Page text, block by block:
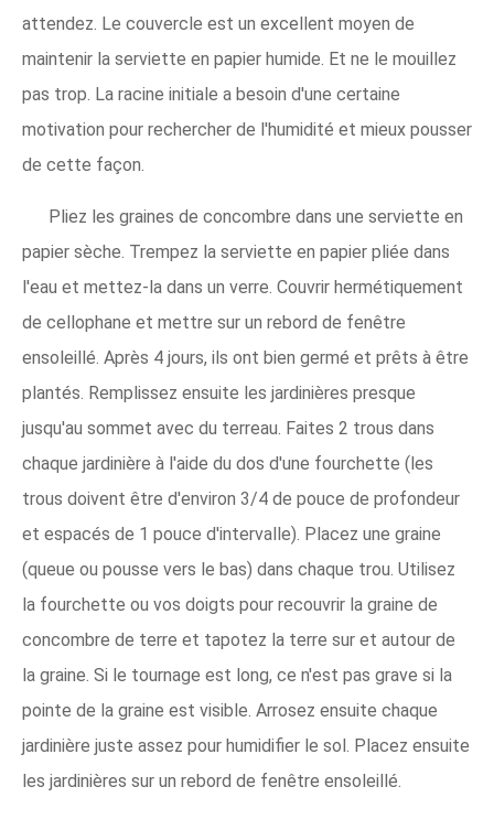
attendez. Le couvercle est un excellent moyen de
maintenir la serviette en papier humide. Et ne le mouillez
pas trop. La racine initiale a besoin d'une certaine
motivation pour rechercher de l'humidité et mieux pousser
de cette façon.
Pliez les graines de concombre dans une serviette en
papier sèche. Trempez la serviette en papier pliée dans
l'eau et mettez-la dans un verre. Couvrir hermétiquement
de cellophane et mettre sur un rebord de fenêtre
ensoleillé. Après 4 jours, ils ont bien germé et prêts à être
plantés. Remplissez ensuite les jardinières presque
jusqu'au sommet avec du terreau. Faites 2 trous dans
chaque jardinière à l'aide du dos d'une fourchette (les
trous doivent être d'environ 3/4 de pouce de profondeur
et espacés de 1 pouce d'intervalle). Placez une graine
(queue ou pousse vers le bas) dans chaque trou. Utilisez
la fourchette ou vos doigts pour recouvrir la graine de
concombre de terre et tapotez la terre sur et autour de
la graine. Si le tournage est long, ce n'est pas grave si la
pointe de la graine est visible. Arrosez ensuite chaque
jardinière juste assez pour humidifier le sol. Placez ensuite
les jardinières sur un rebord de fenêtre ensoleillé.